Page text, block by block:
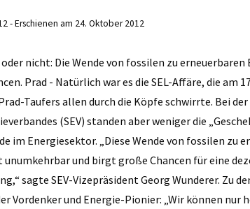
- Erschienen am 24. Oktober 2012
nicht: Die Wende von fossilen zu
Prad - Natürlich war es die SEL-Affäre, die am
Taufers allen durch die Köpfe schwirrte. Bei
(SEV) standen aber weniger die
im Energiesektor. „Diese Wende von fossilen zu
unumkehrbar und birgt große Chancen für eine
sagte SEV-Vizepräsident Georg Wunderer. Zu
Vordenker und Energie-Pionier: „Wir können nur